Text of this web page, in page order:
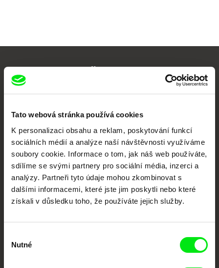
Tato webová stránka používá cookies
K personalizaci obsahu a reklam, poskytování funkcí
sociálních médií a analýze naší návštěvnosti využíváme
soubory cookie. Informace o tom, jak náš web používáte,
sdílíme se svými partnery pro sociální média, inzerci a
analýzy. Partneři tyto údaje mohou zkombinovat s
dalšími informacemi, které jste jim poskytli nebo které
získali v důsledku toho, že používáte jejich služby.
souhlasu
Nutné
dokumentární kino
Nové festivalové filmy
každý týden
Portál DAFilms.cz je výsledkem tvůrčí spolupráce 7 klíčových evropských
festivalů dokumentárního filmu sdružených do Doc Alliance. Naším cílem je
posouvat hranice dokumentárního filmu, propagovat jeho rozmanitost a
podporovat kvalitní autorské filmy.
Členové Doc Alliance